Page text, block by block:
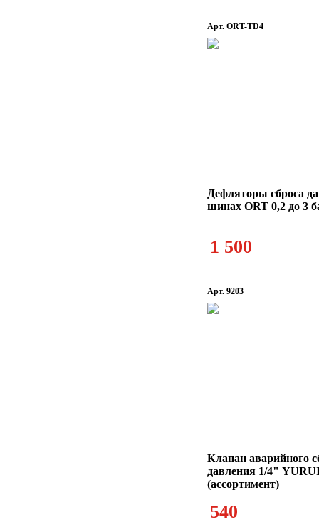
Арт. ORT-TD4
Дефляторы сброса
шинах ORT 0,2 до 3
1 500
Арт. 9203
Клапан аварийного
давления 1/4"
(ассортимент)
540